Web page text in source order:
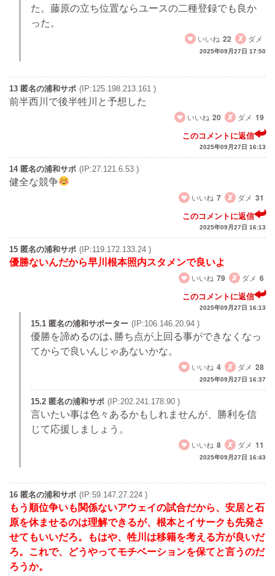
た。藤原の立ち位置ならユースの二種登録でも良か
った。
いいね 22 ダメ
2025年09月27日 17:50
13 匿名の浦和サポ (IP:125.198.213.161 )
前半西川で後半牲川と予想した
いいね 20 ダメ 19
このコメントに返信
2025年09月27日 16:13
14 匿名の浦和サポ (IP:27.121.6.53 )
健全な競争
いいね 7 ダメ 31
このコメントに返信
2025年09月27日 16:13
15 匿名の浦和サポ (IP:119.172.133.24 )
優勝ないんだから早川根本照内スタメンで良いよ
いいね 79 ダメ 6
このコメントに返信
2025年09月27日 16:13
15.1 匿名の浦和サポーター (IP:106.146.20.94 )
優勝を諦めるのは､勝ち点が上回る事ができなくなっ
てからで良いんじゃあないかな。
いいね 4 ダメ 28
2025年09月27日 16:37
15.2 匿名の浦和サポ (IP:202.241.178.90 )
言いたい事は色々あるかもしれませんが、勝利を信
じて応援しましょう。
いいね 8 ダメ 11
2025年09月27日 16:43
16 匿名の浦和サポ (IP:59.147.27.224 )
もう順位争いも関係ないアウェイの試合だから、安居と石
原を休ませるのは理解できるが、根本とイサークも先発さ
せてもいいだろ。もはや、牲川は移籍を考える方が良いだ
ろ。これで、どうやってモチベーションを保てと言うのだ
ろうか。